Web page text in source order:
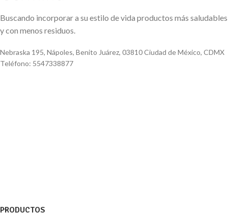
Buscando incorporar a su estilo de vida productos más saludables
y con menos residuos.
Nebraska 195, Nápoles, Benito Juárez, 03810 Ciudad de México, CDMX
Teléfono: 5547338877
PRODUCTOS